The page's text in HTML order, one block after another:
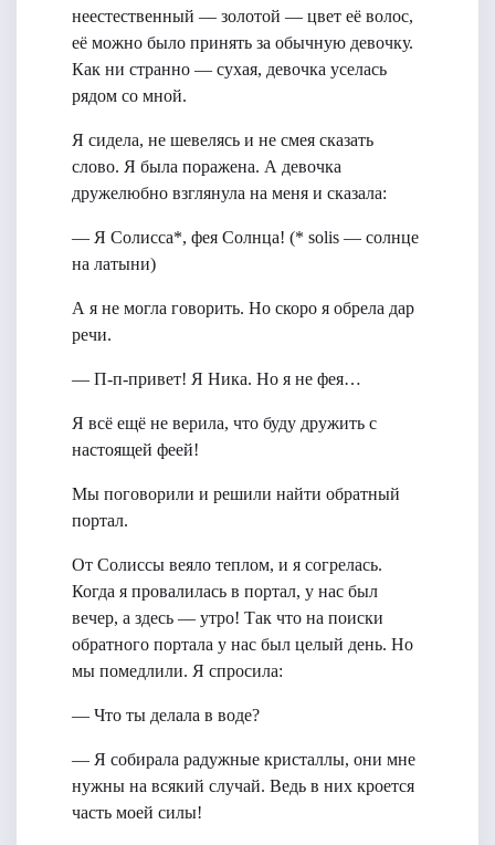
неестественный — золотой — цвет её волос,
её можно было принять за обычную девочку.
Как ни странно — сухая, девочка уселась
рядом со мной.
Я сидела, не шевелясь и не смея сказать
слово. Я была поражена. А девочка
дружелюбно взглянула на меня и сказала:
— Я Солисса*, фея Солнца! (* solis — солнце
на латыни)
А я не могла говорить. Но скоро я обрела дар
речи.
— П-п-привет! Я Ника. Но я не фея…
Я всё ещё не верила, что буду дружить с
настоящей феей!
Мы поговорили и решили найти обратный
портал.
От Солиссы веяло теплом, и я согрелась.
Когда я провалилась в портал, у нас был
вечер, а здесь — утро! Так что на поиски
обратного портала у нас был целый день. Но
мы помедлили. Я спросила:
— Что ты делала в воде?
— Я собирала радужные кристаллы, они мне
нужны на всякий случай. Ведь в них кроется
часть моей силы!